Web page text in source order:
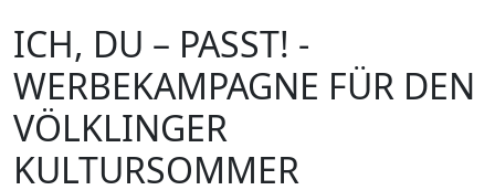
ICH, DU – PASST! -
WERBEKAMPAGNE FÜR DEN
VÖLKLINGER
KULTURSOMMER